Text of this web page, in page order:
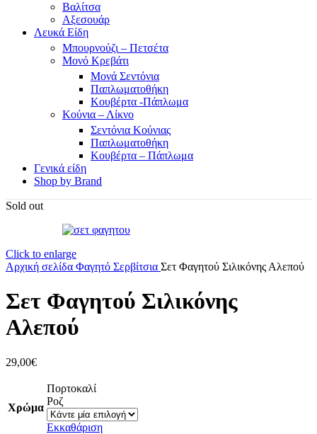
Βαλίτσα
Αξεσουάρ
Λευκά Είδη
Μπουρνούζι – Πετσέτα
Μονό Κρεβάτι
Μονά Σεντόνια
Παπλωματοθήκη
Κουβέρτα -Πάπλωμα
Κούνια – Λίκνο
Σεντόνια Κούνιας
Παπλωματοθήκη
Κουβέρτα – Πάπλωμα
Γενικά είδη
Shop by Brand
Sold out
Click to enlarge
Αρχική σελίδα Φαγητό Σερβίτσια Σετ Φαγητού Σιλικόνης Αλεπού
Σετ Φαγητού Σιλικόνης
Αλεπού
29,00€
Χρώμα
Πορτοκαλί
Ροζ
Εκκαθάριση